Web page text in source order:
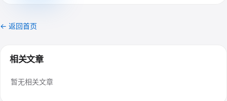
← 返回首页
相关文章
暂无相关文章